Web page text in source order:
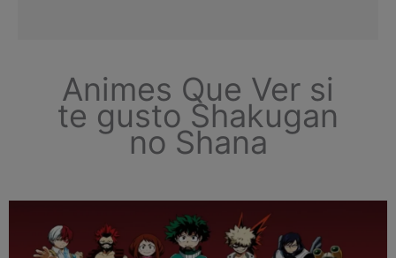
Animes Que Ver si
te gusto Shakugan
no Shana